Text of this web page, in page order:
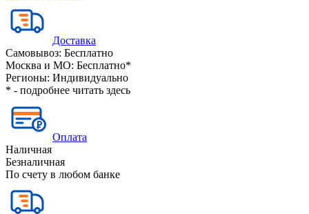
Доставка
Самовывоз: Бесплатно
Москва и МО: Бесплатно*
Регионы: Индивидуально
* - подробнее читать здесь
Оплата
Наличная
Безналичная
По счету в любом банке